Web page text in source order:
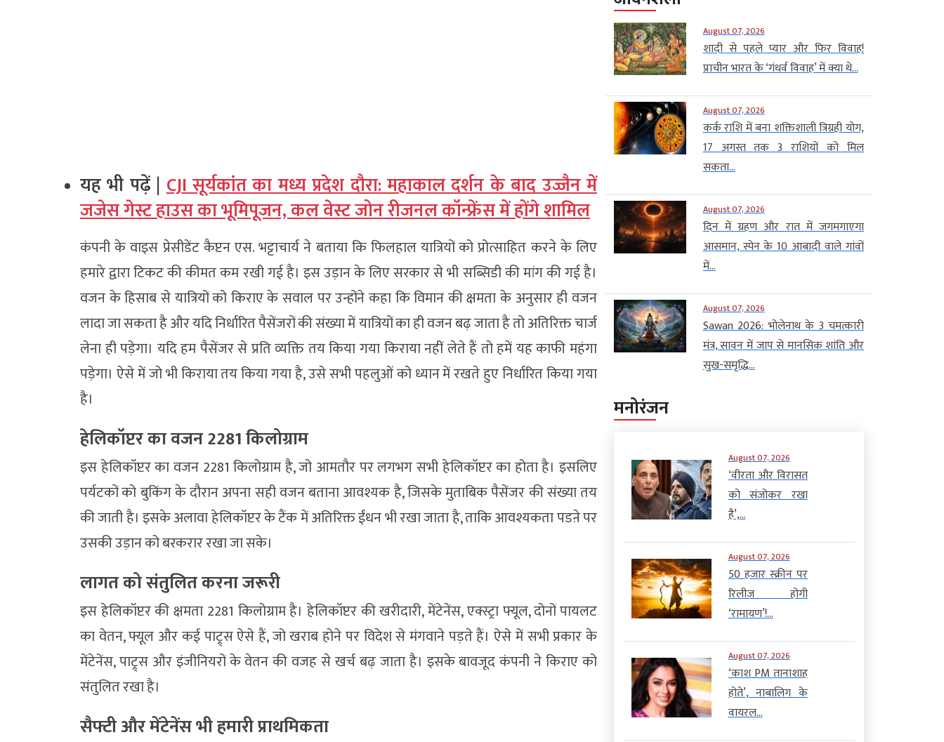
यह भी पढ़ें |CJI सूर्यकांत का मध्य प्रदेश दौरा: महाकाल दर्शन के बाद उज्जैन में
जजेस गेस्ट हाउस का भूमिपूजन, कल वेस्ट जोन रीजनल कॉन्फ्रेंस में होंगे शामिल
कंपनी के वाइस प्रेसीडेंट कैप्टन एस. भट्टाचार्य ने बताया कि फिलहाल यात्रियों को प्रोत्साहित करने के लिए
हमारे द्वारा टिकट की कीमत कम रखी गई है। इस उड़ान के लिए सरकार से भी सब्सिडी की मांग की गई है।
वजन के हिसाब से यात्रियों को किराए के सवाल पर उन्होंने कहा कि विमान की क्षमता के अनुसार ही वजन
लादा जा सकता है और यदि निर्धारित पैसेंजरों की संख्या में यात्रियों का ही वजन बढ़ जाता है तो अतिरिक्त चार्ज
लेना ही पड़ेगा। यदि हम पैसेंजर से प्रति व्यक्ति तय किया गया किराया नहीं लेते हैं तो हमें यह काफी महंगा
पड़ेगा। ऐसे में जो भी किराया तय किया गया है, उसे सभी पहलुओं को ध्यान में रखते हुए निर्धारित किया गया
है।
हेलिकॉप्टर का वजन 2281 किलोग्राम
इस हेलिकॉप्टर का वजन 2281 किलोग्राम है, जो आमतौर पर लगभग सभी हेलिकॉप्टर का होता है। इसलिए
पर्यटकों को बुकिंग के दौरान अपना सही वजन बताना आवश्यक है, जिसके मुताबिक पैसेंजर की संख्या तय
की जाती है। इसके अलावा हेलिकॉप्टर के टैंक में अतिरिक्त ईंधन भी रखा जाता है, ताकि आवश्यकता पडऩे पर
उसकी उड़ान को बरकरार रखा जा सके।
लागत को संतुलित करना जरूरी
इस हेलिकॉप्टर की क्षमता 2281 किलोग्राम है। हेलिकॉप्टर की खरीदारी, मेंटेनेंस, एक्स्ट्रा फ्यूल, दोनों पायलट
का वेतन, फ्यूल और कई पाट्र्स ऐसे हैं, जो खराब होने पर विदेश से मंगवाने पड़ते हैं। ऐसे में सभी प्रकार के
मेंटेनेंस, पाट्र्स और इंजीनियरों के वेतन की वजह से खर्च बढ़ जाता है। इसके बावजूद कंपनी ने किराए को
संतुलित रखा है।
सैफ्टी और मेंटेनेंस भी हमारी प्राथमिकता
August 07, 2026
शादी से पहले प्यार और फिर विवाह!
प्राचीन भारत के ‘गंधर्व विवाह’ में क्या थे...
August 07, 2026
कर्क राशि में बना शक्तिशाली त्रिग्रही योग,
17 अगस्त तक 3 राशियों को मिल
सकता...
August 07, 2026
दिन में ग्रहण और रात में जगमगाएगा
आसमान, स्पेन के 10 आबादी वाले गांवों
में...
August 07, 2026
Sawan 2026: भोलेनाथ के 3 चमत्कारी
मंत्र, सावन में जाप से मानसिक शांति और
सुख-समृद्धि...
मनोरंजन
August 07, 2026
‘वीरता और विरासत
को संजोकर रखा
है’,...
August 07, 2026
50 हजार स्क्रीन पर
रिलीज होगी
‘रामायण’!...
August 07, 2026
‘काश PM तानाशाह
होते’, नाबालिग के
वायरल...